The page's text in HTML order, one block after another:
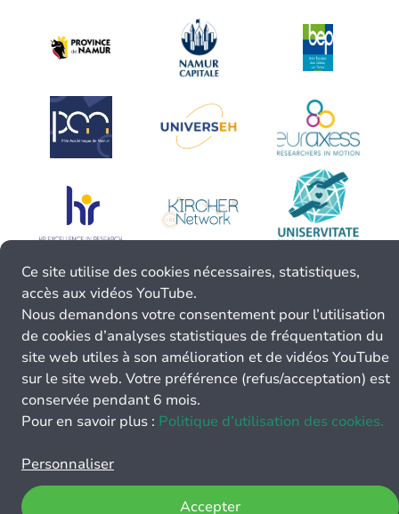
Ce site utilise des cookies nécessaires, statistiques,
accès aux vidéos YouTube.
Nous demandons votre consentement pour l’utilisation
de cookies d’analyses statistiques de fréquentation du
site web utiles à son amélioration et de vidéos YouTube
sur le site web. Votre préférence (refus/acceptation) est
conservée pendant 6 mois.
Pour en savoir plus : Politique d’utilisation des cookies.
Personnaliser
Accepter